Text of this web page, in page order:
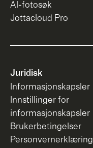
AI-fotosøk
Jottacloud Pro
Juridisk
Informasjonskapsler
Innstillinger for
informasjonskapsler
Brukerbetingelser
Personvernerklæring